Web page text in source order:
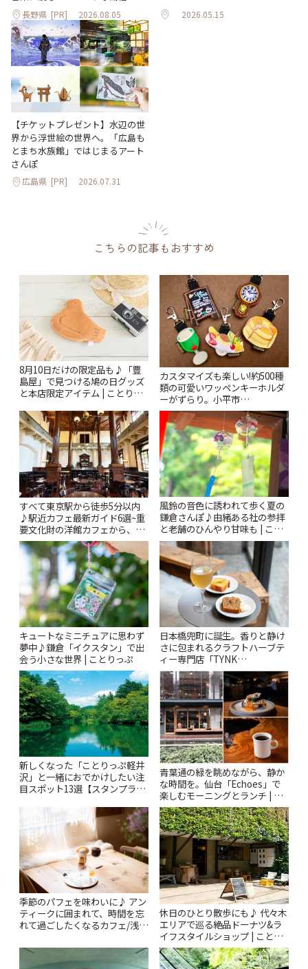
長野県 [PR] 2026.08.05 2026.05.15
【チケットプレゼント】水辺の世
界から浮世絵の世界へ。「広島も
とまち水族館」ではじまるアート
さんぽ
広島県 [PR] 2026.07.31
こちらの記事もおすすめ
8月10日だけの限定品も♪「豊
島屋」で見つける鳩の日グッズ
と本店限定アイテム | ことりっ
カスタマイズも楽しい!約500種
類の可愛いワッペンキーホルダ
ーがずらり。小平市
「Kimamaya T&K」 | ことりっ
ぷ
すべて東京駅から徒歩5分以内
♪駅近カフェ最新ガイド6選~重
要文化財の洋館カフェから、改
札すぐのレトロ喫茶まで~ | こと
りっぷ
風鈴の音色に誘われて歩く夏の
鎌倉さんぽ♪由緒ある社の参拝
と老舗のひんやり甘味も | こと
りっぷ
キュートなミニチュアに思わず
夢中♪鎌倉「イクスタン」で出
会う小さな世界 | ことりっぷ
日本橋兜町に誕生。香りと静け
さに包まれるクラフトハーブテ
ィー専門店「TYNK
Kabutocho」 | ことりっぷ
新しくなった「ことりっぷ軽井
沢」と一緒におでかけしたい注
目スポット13選【スタンプラリ
青葉通の緑を眺めながら、静か
な時間を。仙台「Echoes」で
楽しむモーニングとランチ | こ
とりっぷ
季節のパフェを味わいに♪ アン
ティークに囲まれて、時間を忘
れて過ごしたくなるカフェ/浅草
休日のひとり散歩にも♪ 代々木
エリアで巡る絶品ドーナツ&ラ
イフスタイルショップ | ことり
っぷ